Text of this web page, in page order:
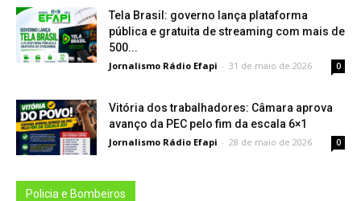
Tela Brasil: governo lança plataforma
pública e gratuita de streaming com mais de
500...
Jornalismo Rádio Efapi - 31 de maio de 2026 0
Vitória dos trabalhadores: Câmara aprova
avanço da PEC pelo fim da escala 6×1
Jornalismo Rádio Efapi - 28 de maio de 2026 0
Policia e Bombeiros